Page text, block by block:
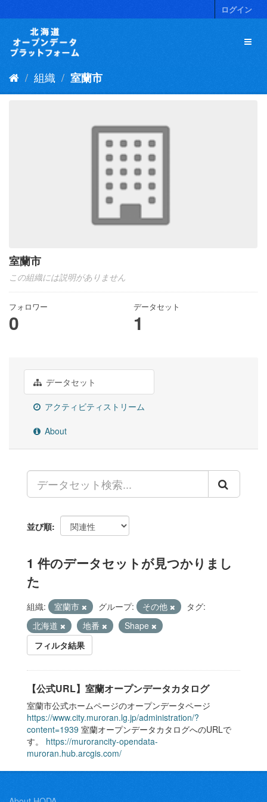
キ
ログイン
組織 室蘭市
室蘭市
この組織には説明がありません
フォロワー
0
データセット
1
データセット
アクティビティストリーム
About
並び順
1 件のデータセットが見つかりまし
た
組織: 室蘭市 グループ: その他
タグ:
北海道
地番
Shape
フィルタ結果
【公式URL】室蘭オープンデータカタログ
室蘭市公式ホームページのオープンデータページ
https://www.city.muroran.lg.jp/administration/?
content=1939 室蘭オープンデータカタログへのURLで
す。 https://murorancity-opendata-
muroran.hub.arcgis.com/